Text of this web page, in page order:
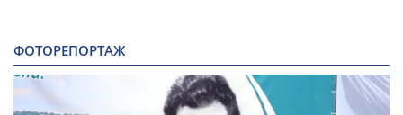
ФОТОРЕПОРТАЖ